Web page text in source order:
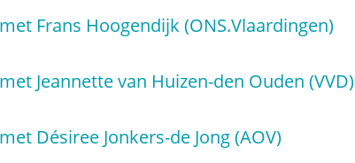
Frans Hoogendijk (ONS.Vlaardingen)
Jeannette van Huizen-den Ouden (VVD)
Désiree Jonkers-de Jong (AOV)